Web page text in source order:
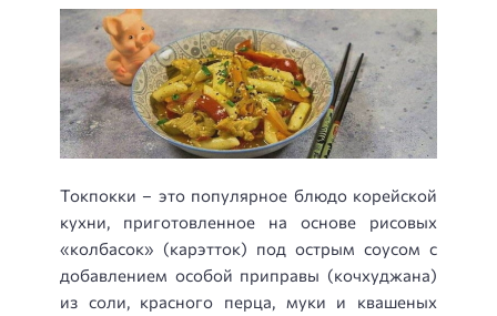
Токпокки – это популярное блюдо корейской
кухни, приготовленное на основе рисовых
«колбасок» (карэтток) под острым соусом с
добавлением особой приправы (кочхуджана)
из соли, красного перца, муки и квашеных